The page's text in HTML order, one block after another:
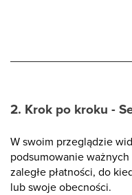
2. Krok po kroku -
W swoim przeglądzie
podsumowanie
zaległe płatności, do
lub swoje obecności.